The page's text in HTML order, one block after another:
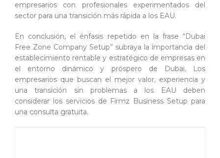
empresarios con profesionales experimentados del
sector para una transición más rápida a los EAU.
En conclusión, el énfasis repetido en la frase “Dubai
Free Zone Company Setup” subraya la importancia del
establecimiento rentable y estratégico de empresas en
el entorno dinámico y próspero de Dubai. Los
empresarios que buscan el mejor valor, experiencia y
una transición sin problemas a los EAU deben
considerar los servicios de Firmz Business Setup para
una consulta gratuita.